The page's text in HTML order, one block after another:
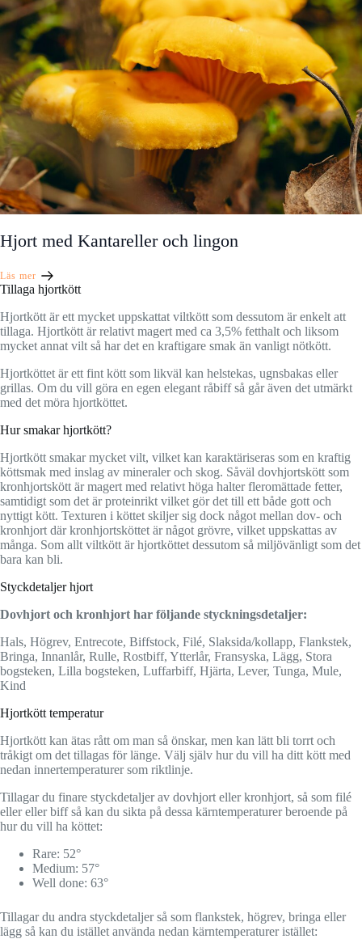
Hjort med Kantareller och lingon
Läs mer
Tillaga hjortkött
Hjortkött är ett mycket uppskattat viltkött som dessutom är enkelt att
tillaga. Hjortkött är relativt magert med ca 3,5% fetthalt och liksom
mycket annat vilt så har det en kraftigare smak än vanligt nötkött.
Hjortköttet är ett fint kött som likväl kan helstekas, ugnsbakas eller
grillas. Om du vill göra en egen elegant råbiff så går även det utmärkt
med det möra hjortköttet.
Hur smakar hjortkött?
Hjortkött smakar mycket vilt, vilket kan karaktäriseras som en kraftig
köttsmak med inslag av mineraler och skog. Såväl dovhjortskött som
kronhjortskött är magert med relativt höga halter fleromättade fetter,
samtidigt som det är proteinrikt vilket gör det till ett både gott och
nyttigt kött. Texturen i köttet skiljer sig dock något mellan dov- och
kronhjort där kronhjortsköttet är något grövre, vilket uppskattas av
många. Som allt viltkött är hjortköttet dessutom så miljövänligt som det
bara kan bli.
Styckdetaljer hjort
Dovhjort och kronhjort har följande styckningsdetaljer:
Hals, Högrev, Entrecote, Biffstock, Filé, Slaksida/kollapp, Flankstek,
Bringa, Innanlår, Rulle, Rostbiff, Ytterlår, Fransyska, Lägg, Stora
bogsteken, Lilla bogsteken, Luffarbiff, Hjärta, Lever, Tunga, Mule,
Kind
Hjortkött temperatur
Hjortkött kan ätas rått om man så önskar, men kan lätt bli torrt och
tråkigt om det tillagas för länge. Välj själv hur du vill ha ditt kött med
nedan innertemperaturer som riktlinje.
Tillagar du finare styckdetaljer av dovhjort eller kronhjort, så som filé
eller eller biff så kan du sikta på dessa kärntemperaturer beroende på
hur du vill ha köttet:
Rare: 52°
Medium: 57°
Well done: 63°
Tillagar du andra styckdetaljer så som flankstek, högrev, bringa eller
lägg så kan du istället använda nedan kärntemperaturer istället: